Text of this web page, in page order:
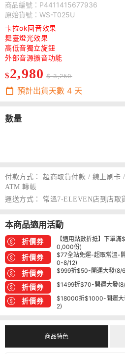
商品編號：P4411415677936
原始貨號：WS-T025U
卡拉ok回音效果
舞臺燈光效果
高低音獨立旋鈕
外部音源擴音功能
$2,980 $ 3,250
預計出貨天數 4 天
數量
付款方式：
超商取貨付款 / 線上刷卡
ATM 轉帳
運送方式：
常溫7-ELEVEN店到店取
本商品適用活動
折價券
【適用點數折抵】下單
0,000份)
折價券
$77全站免運-超取常溫-
0-8/12)
折價券 $999折$50-開運大發(8/
折價券 $1499折$70-開運大發
折價券
$18000折$1000-開運大
2)
商品特色